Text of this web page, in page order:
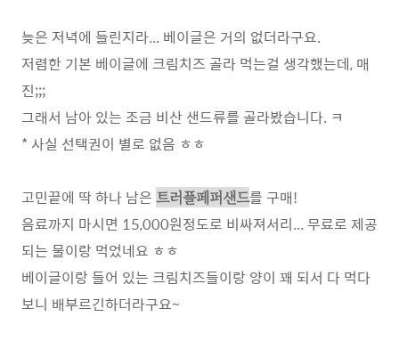
늦은 저녁에 들린지라... 베이글은 거의 없더라구요.
저렴한 기본 베이글에 크림치즈 골라 먹는걸 생각했는데, 매
진;;;
그래서 남아 있는 조금 비산 샌드류를 골라봤습니다. ㅋ
* 사실 선택권이 별로 없음 ㅎㅎ
고민끝에 딱 하나 남은 트러플페퍼샌드를 구매!
음료까지 마시면 15,000원정도로 비싸져서리... 무료로 제공
되는 물이랑 먹었네요 ㅎㅎ
베이글이랑 들어 있는 크림치즈들이랑 양이 꽤 되서 다 먹다
보니 배부르긴하더라구요~